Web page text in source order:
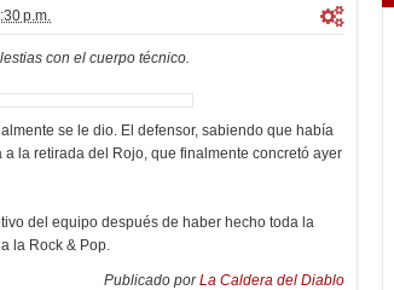
p.m.
con el cuerpo técnico.
se le dio. El defensor, sabiendo que había
la retirada del Rojo, que finalmente concretó ayer
del equipo después de haber hecho toda la
la Rock & Pop.
Publicado porLa Caldera del Diablo